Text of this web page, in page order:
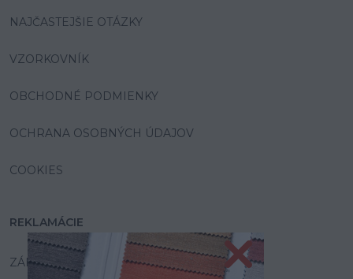
NAJČASTEJŠIE OTÁZKY
VZORKOVNÍK
OBCHODNÉ PODMIENKY
OCHRANA OSOBNÝCH ÚDAJOV
COOKIES
REKLAMÁCIE
ZÁRUKA A SERVIS